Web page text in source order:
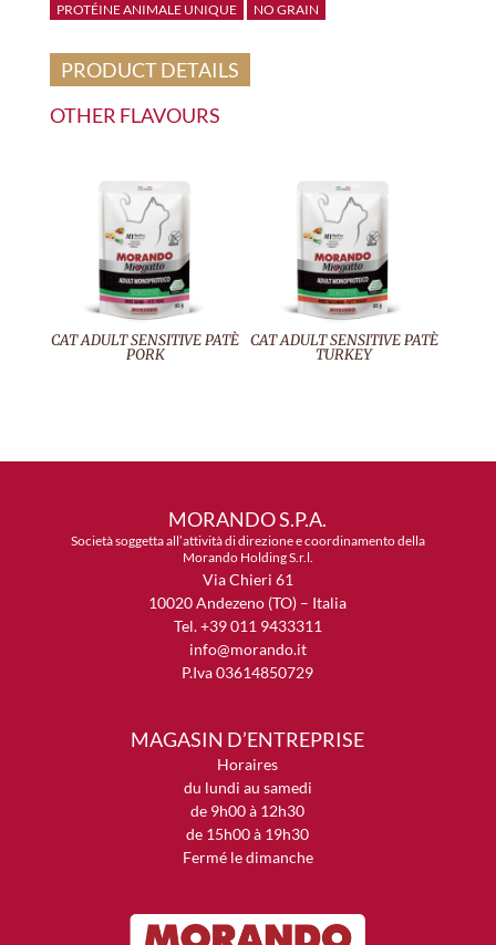
PROTÉINE ANIMALE UNIQUE NO GRAIN
PRODUCT DETAILS
OTHER FLAVOURS
CAT ADULT SENSITIVE PATÈ
PORK
CAT ADULT SENSITIVE PATÈ
TURKEY
MORANDO S.P.A.
Società soggetta all’attività di direzione e coordinamento della
Morando Holding S.r.l.
Via Chieri 61
10020 Andezeno (TO) – Italia
Tel. +39 011 9433311
info@morando.it
P.Iva 03614850729
MAGASIN D’ENTREPRISE
Horaires
du lundi au samedi
de 9h00 à 12h30
de 15h00 à 19h30
Fermé le dimanche